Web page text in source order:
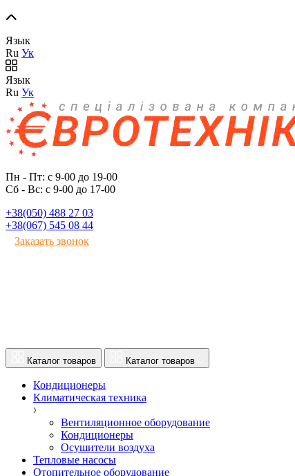
Язык
Ru Ук
Язык
Ru Ук
Пн - Пт: с 9-00 до 19-00
Сб - Вс: с 9-00 до 17-00
+38(050) 488 27 03
+38(067) 545 08 44
Заказать звонок
Каталог товаров Каталог товаров
Кондиционеры
Климатическая техника
Вентиляционное оборудование
Кондиционеры
Осушители воздуха
Тепловые насосы
Отопительное оборудование